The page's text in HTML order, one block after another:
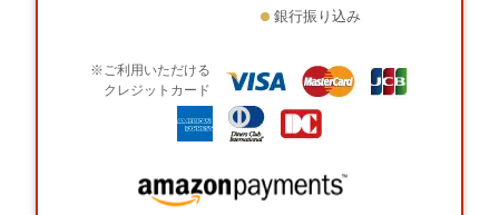
銀行振り込み
※ご利用いただける
クレジットカード